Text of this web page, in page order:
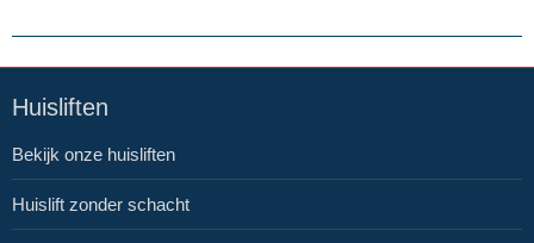
Huisliften
Bekijk onze huisliften
Huislift zonder schacht